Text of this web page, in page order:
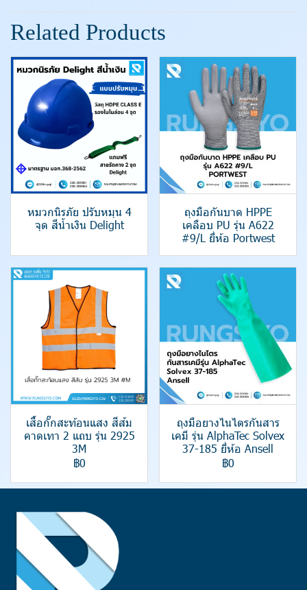
Related Products
หมวกนิรภัย ปรับหมุน 4
จุด สีน้ำเงิน Delight
ถุงมือกันบาด HPPE
เคลือบ PU รุ่น A622
#9/L ยี่ห้อ Portwest
เสื้อกั๊กสะท้อนแสง สีส้ม
คาดเทา 2 แถบ รุ่น 2925
3M
฿0
ถุงมือยางไนไตรกันสาร
เคมี รุ่น AlphaTec Solvex
37-185 ยี่ห้อ Ansell
฿0